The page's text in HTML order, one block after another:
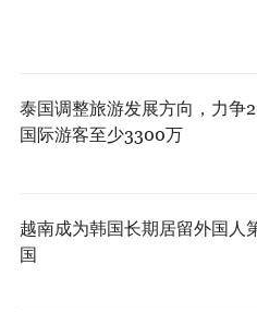
泰国调整旅游发展方向，力争
国际游客至少3300万
越南成为韩国长期居留外国人
国